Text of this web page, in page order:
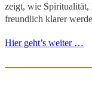
zeigt, wie Spiritualität,
freundlich klarer
Hier geht’s weiter …